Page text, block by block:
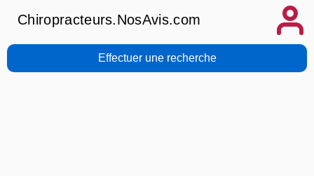
Chiropracteurs.NosAvis.com
Effectuer une recherche